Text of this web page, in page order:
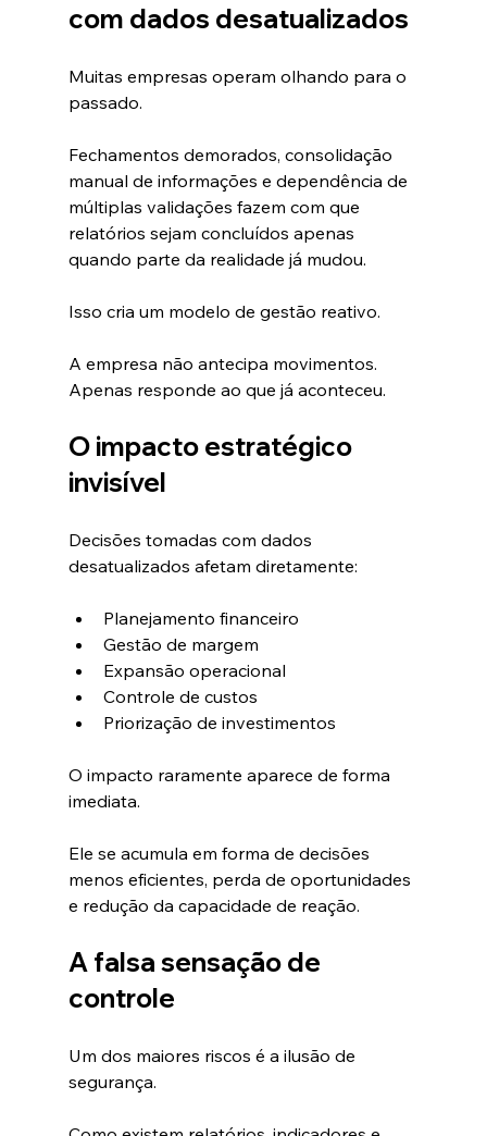
com dados desatualizados
Muitas empresas operam olhando para o
passado.
Fechamentos demorados, consolidação
manual de informações e dependência de
múltiplas validações fazem com que
relatórios sejam concluídos apenas
quando parte da realidade já mudou.
Isso cria um modelo de gestão reativo.
A empresa não antecipa movimentos.
Apenas responde ao que já aconteceu.
O impacto estratégico
invisível
Decisões tomadas com dados
desatualizados afetam diretamente:
Planejamento financeiro
Gestão de margem
Expansão operacional
Controle de custos
Priorização de investimentos
O impacto raramente aparece de forma
imediata.
Ele se acumula em forma de decisões
menos eficientes, perda de oportunidades
e redução da capacidade de reação.
A falsa sensação de
controle
Um dos maiores riscos é a ilusão de
segurança.